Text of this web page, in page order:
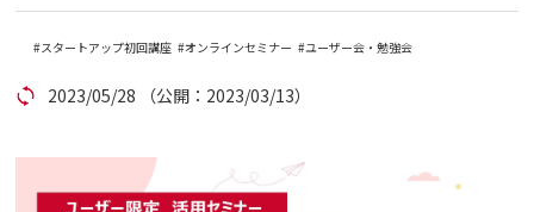
資料ダウンロード
セミナー
スタートアップ初回講座 オンラインセミナー ユーザー会・勉強会
2023/05/28 （公開：2023/03/13）